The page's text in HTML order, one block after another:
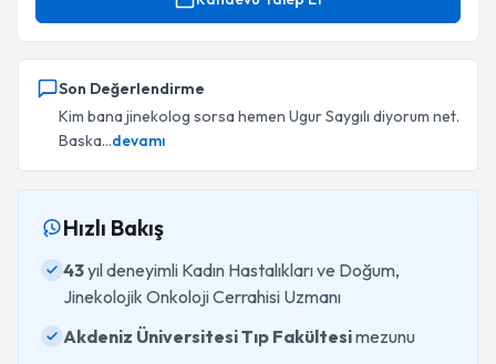
Son Değerlendirme
Kim bana jinekolog sorsa hemen Ugur Saygılı diyorum net.
Baska...devamı
Hızlı Bakış
43yıl deneyimli Kadın Hastalıkları ve Doğum,
Jinekolojik Onkoloji Cerrahisi Uzmanı
Akdeniz Üniversitesi Tıp Fakültesimezunu